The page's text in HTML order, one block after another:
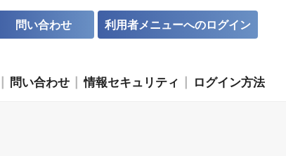
問い合わせ 利用者メニューへのログイン
問い合わせ 情報セキュリティ ログイン方法